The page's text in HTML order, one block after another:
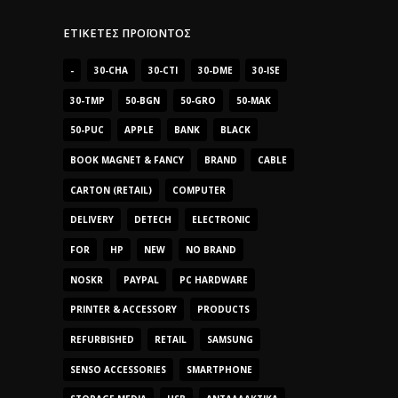
ΕΤΙΚΈΤΕΣ ΠΡΟΪΌΝΤΟΣ
- 30-CHA 30-CTI 30-DME 30-ISE
30-TMP 50-BGN 50-GRO 50-MAK
50-PUC APPLE BANK BLACK
BOOK MAGNET & FANCY BRAND CABLE
CARTON (RETAIL) COMPUTER
DELIVERY DETECH ELECTRONIC
FOR HP NEW NO BRAND
NOSKR PAYPAL PC HARDWARE
PRINTER & ACCESSORY PRODUCTS
REFURBISHED RETAIL SAMSUNG
SENSO ACCESSORIES SMARTPHONE